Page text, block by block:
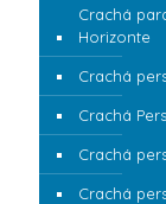
Crachá
Horizonte
Crachá
Crachá
Crachá
Crachá